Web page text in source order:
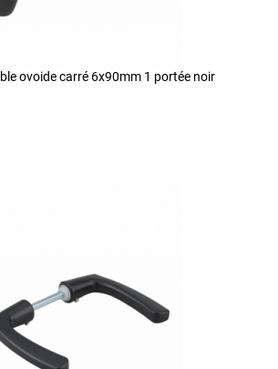
ovoide carré 6x90mm 1 portée noir